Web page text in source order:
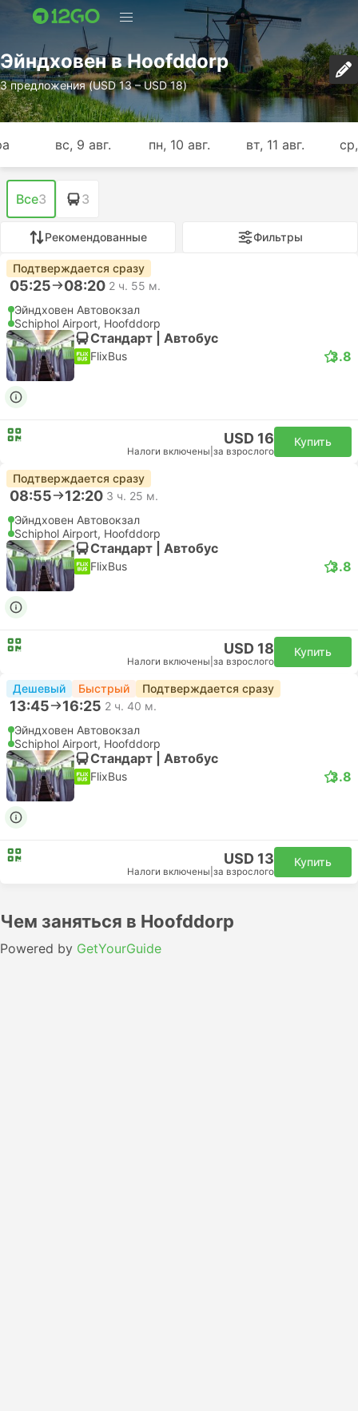
Эйндховен в Hoofddorp
3 предложения (USD 13 – USD 18)
вс, 9 авг. пн, 10 авг. вт, 11 авг.
Все3 3
Рекомендованные Фильтры
Подтверждается сразу
05:25 08:20 2 ч. 55 м.
Эйндховен Автовокзал
Schiphol Airport, Hoofddorp
Стандарт | Автобус
FlixBus 3.8
USD 16
Налоги включены за взрослого
Купить
Подтверждается сразу
08:55 12:20 3 ч. 25 м.
Эйндховен Автовокзал
Schiphol Airport, Hoofddorp
Стандарт | Автобус
FlixBus 3.8
USD 18
Налоги включены за взрослого
Купить
Дешевый Быстрый Подтверждается сразу
13:45 16:25 2 ч. 40 м.
Эйндховен Автовокзал
Schiphol Airport, Hoofddorp
Стандарт | Автобус
FlixBus 3.8
USD 13
Налоги включены за взрослого
Купить
Чем заняться в Hoofddorp
Powered by GetYourGuide